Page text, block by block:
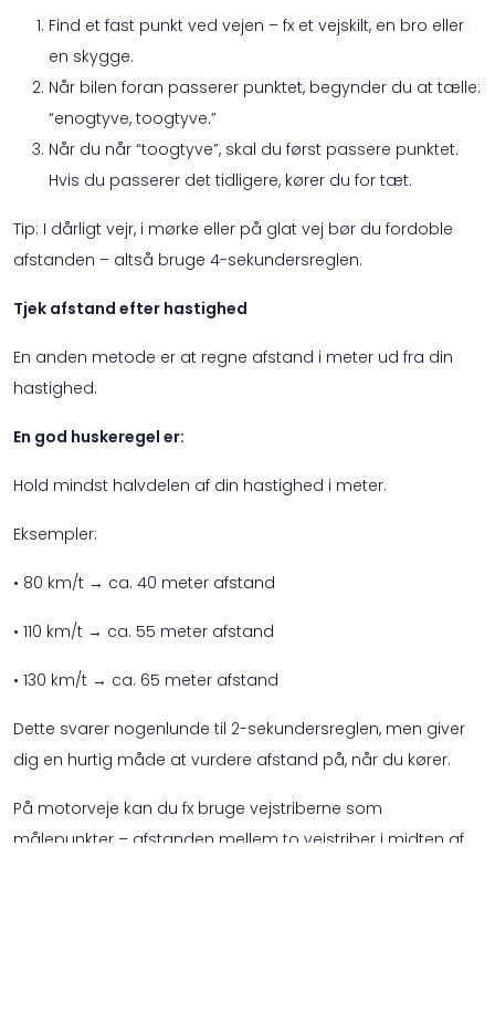
Find et fast punkt ved vejen – fx et vejskilt, en bro eller
en skygge.
Når bilen foran passerer punktet, begynder du at tælle:
“enogtyve, toogtyve.”
Når du når “toogtyve”, skal du først passere punktet.
Hvis du passerer det tidligere, kører du for tæt.
Tip: I dårligt vejr, i mørke eller på glat vej bør du fordoble
afstanden – altså bruge 4-sekundersreglen.
Tjek afstand efter hastighed
En anden metode er at regne afstand i meter ud fra din
hastighed.
En god huskeregel er:
Hold mindst halvdelen af din hastighed i meter.
Eksempler:
• 80 km/t → ca. 40 meter afstand
• 110 km/t → ca. 55 meter afstand
• 130 km/t → ca. 65 meter afstand
Dette svarer nogenlunde til 2-sekundersreglen, men giver
dig en hurtig måde at vurdere afstand på, når du kører.
På motorveje kan du fx bruge vejstriberne som
målepunkter – afstanden mellem to vejstriber i midten af